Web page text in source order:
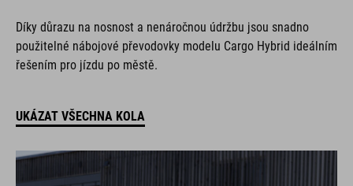
Díky důrazu na nosnost a nenáročnou údržbu jsou snadno
použitelné nábojové převodovky modelu Cargo Hybrid ideálním
řešením pro jízdu po městě.
UKÁZAT VŠECHNA KOLA